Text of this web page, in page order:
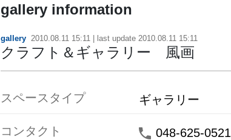
gallery information
gallery 2010.08.11 15:11 | last update 2010.08.11 15:11
クラフト＆ギャラリー 風画
スペースタイプ ギャラリー
コンタクト 048-625-0521